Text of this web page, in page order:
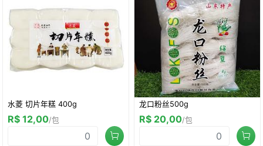
水菱 切片年糕 400g
R$ 12,00/包
龙口粉丝500g
R$ 20,00/包